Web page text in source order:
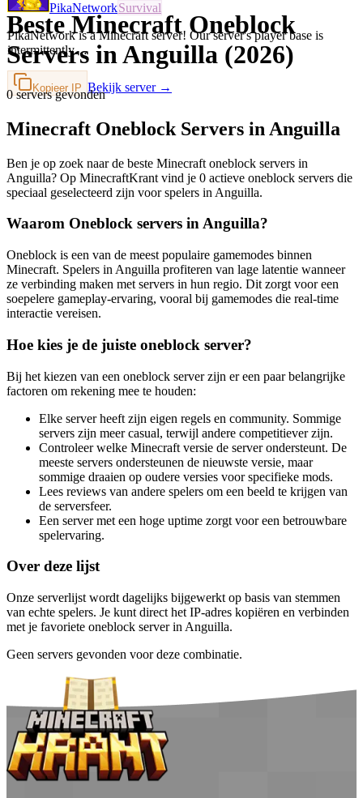
PikaNetworkSurvival
PikaNetwork is a Minecraft server! Our server's player base is
intermittently…
Kopieer IP Bekijk server →
Beste Minecraft Oneblock
Servers in Anguilla (2026)
0 servers gevonden
Minecraft Oneblock Servers in Anguilla
Ben je op zoek naar de beste Minecraft oneblock servers in
Anguilla? Op MinecraftKrant vind je 0 actieve oneblock servers die
speciaal geselecteerd zijn voor spelers in Anguilla.
Waarom Oneblock servers in Anguilla?
Oneblock is een van de meest populaire gamemodes binnen
Minecraft. Spelers in Anguilla profiteren van lage latentie wanneer
ze verbinding maken met servers in hun regio. Dit zorgt voor een
soepelere gameplay-ervaring, vooral bij gamemodes die real-time
interactie vereisen.
Hoe kies je de juiste oneblock server?
Bij het kiezen van een oneblock server zijn er een paar belangrijke
factoren om rekening mee te houden:
Elke server heeft zijn eigen regels en community. Sommige
servers zijn meer casual, terwijl andere competitiever zijn.
Controleer welke Minecraft versie de server ondersteunt. De
meeste servers ondersteunen de nieuwste versie, maar
sommige draaien op oudere versies voor specifieke mods.
Lees reviews van andere spelers om een beeld te krijgen van
de serversfeer.
Een server met een hoge uptime zorgt voor een betrouwbare
spelervaring.
Over deze lijst
Onze serverlijst wordt dagelijks bijgewerkt op basis van stemmen
van echte spelers. Je kunt direct het IP-adres kopiëren en verbinden
met je favoriete oneblock server in Anguilla.
Geen servers gevonden voor deze combinatie.